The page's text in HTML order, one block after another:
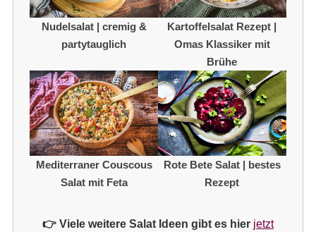
Nudelsalat | cremig &
partytauglich
Kartoffelsalat Rezept |
Omas Klassiker mit
Brühe
Mediterraner Couscous
Salat mit Feta
Rote Bete Salat | bestes
Rezept
👉 Viele weitere Salat Ideen gibt es hier jetzt